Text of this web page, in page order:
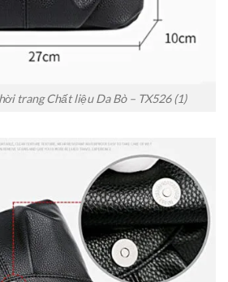
trang Chất liệu Da Bò – TX526 (1)